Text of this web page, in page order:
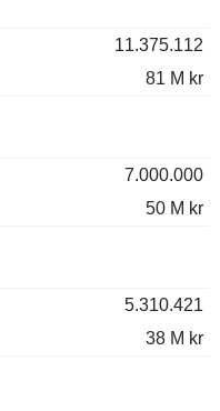
11.375.112
81 M kr
7.000.000
50 M kr
5.310.421
38 M kr